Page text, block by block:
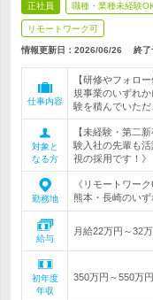
正社員 職種・業種未経験
リモートワーク可
情報更新日：2026/06/26 終了
仕事内容
【研修やフォロ
規事業のいずれ
験を積んでいただ
対象と
なる方
【未経験・第二
験入社の先輩も
視の採用です！》
勤務地
《リモートワー
熊本・長崎のい
給与
月給22万円～32
初年度
年収
350万円～550万円